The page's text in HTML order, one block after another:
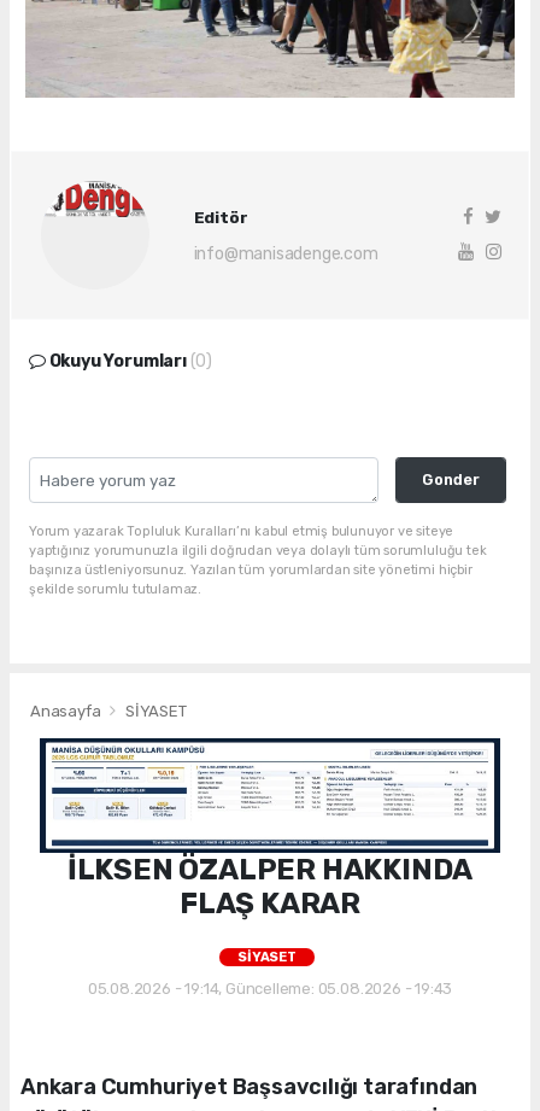
Editör
info@manisadenge.com
Okuyu Yorumları (0)
Gonder
Yorum yazarak Topluluk Kuralları’nı kabul etmiş bulunuyor ve siteye
yaptığınız yorumunuzla ilgili doğrudan veya dolaylı tüm sorumluluğu tek
başınıza üstleniyorsunuz. Yazılan tüm yorumlardan site yönetimi hiçbir
şekilde sorumlu tutulamaz.
Anasayfa SİYASET
İLKSEN ÖZALPER HAKKINDA
FLAŞ KARAR
SİYASET
05.08.2026 - 19:14, Güncelleme: 05.08.2026 - 19:43
Ankara Cumhuriyet Başsavcılığı tarafından